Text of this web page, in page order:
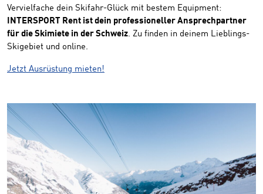
Vervielfache dein Skifahr-Glück mit bestem Equipment:
INTERSPORT Rent ist dein professioneller Ansprechpartner
für die Skimiete in der Schweiz. Zu finden in deinem Lieblings-
Skigebiet und online.
Jetzt Ausrüstung mieten!